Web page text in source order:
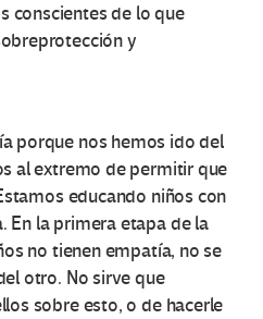
conscientes de lo que
y
porque nos hemos ido del
al extremo de permitir que
educando niños con
En la primera etapa de la
no tienen empatía, no se
otro. No sirve que
sobre esto, o de hacerle